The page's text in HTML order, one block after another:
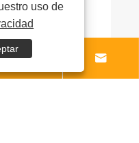
 
uso de